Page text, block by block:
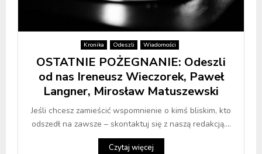
Kronika Odeszli Wiadomości
OSTATNIE POŻEGNANIE: Odeszli
od nas Ireneusz Wieczorek, Paweł
Langner, Mirosław Matuszewski
Jeśli chcesz zamieścić wspomnienie o kimś bliskim, kto
odszedł na zawsze – skontaktuj się z naszą redakcją....
Czytaj więcej